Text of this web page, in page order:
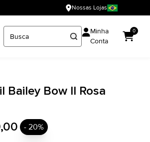
Nossas Lojas
Minha
Conta
0
Bailey Bow II Rosa
- 20%